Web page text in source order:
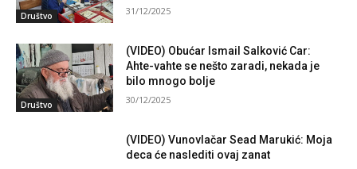
Društvo 31/12/2025
Društvo
(VIDEO) Obućar Ismail Salković Car:
Ahte-vahte se nešto zaradi, nekada je
bilo mnogo bolje
30/12/2025
(VIDEO) Vunovlačar Sead Marukić: Moja
deca će naslediti ovaj zanat